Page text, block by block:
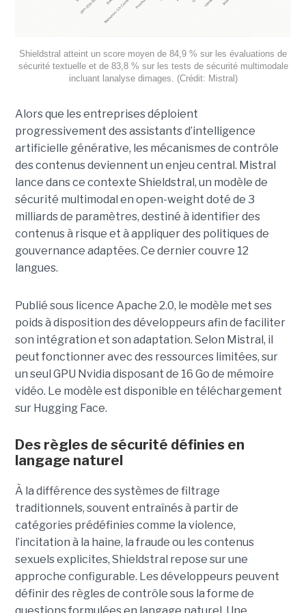
Shieldstral atteint un score moyen de 84,9 % sur les évaluations de
sécurité textuelle et de 83,8 % sur les tests de sécurité multimodale
incluant lanalyse dimages. (Crédit: Mistral)
Alors que les entreprises déploient
progressivement des assistants d’intelligence
artificielle générative, les mécanismes de contrôle
des contenus deviennent un enjeu central. Mistral
lance dans ce contexte Shieldstral, un modèle de
sécurité multimodal en open-weight doté de 3
milliards de paramètres, destiné à identifier des
contenus à risque et à appliquer des politiques de
gouvernance adaptées. Ce derniercouvre 12
langues.
Publié sous licence Apache 2.0, le modèle met ses
poids à disposition des développeurs afin de faciliter
son intégration et son adaptation. Selon Mistral, il
peut fonctionner avec des ressources limitées, sur
un seul GPU Nvidia disposant de 16 Go de mémoire
vidéo. Le modèle est disponible en téléchargement
sur Hugging Face.
Des règles de sécurité définies en
langage naturel
À la différence des systèmes de filtrage
traditionnels, souvent entraînés à partir de
catégories prédéfinies comme la violence,
l’incitation à la haine, la fraude ou les contenus
sexuels explicites, Shieldstral repose sur une
approche configurable. Les développeurs peuvent
définir des règles de contrôle sous la forme de